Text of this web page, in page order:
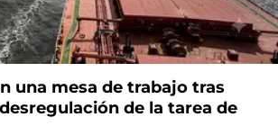
una mesa de trabajo tras
de la tarea de